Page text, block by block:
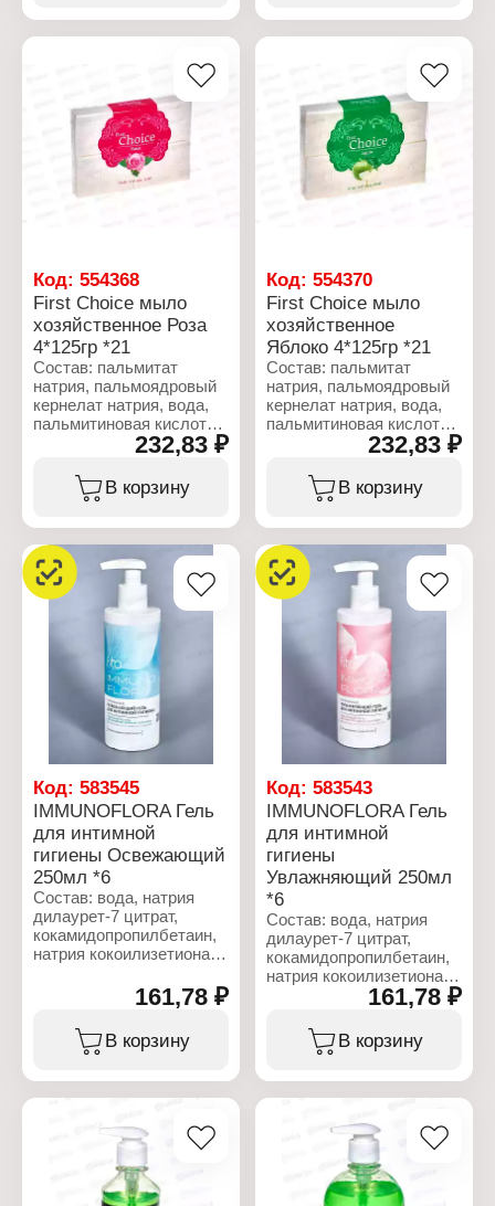
Название: "Aroma magic"
Особенность:
парфюмированное
Аромат: розовая камелия
Тип товара: Туалетное
мыло
Название: "Silk effect"
Особенность:
парфюмированное
Аромат: орхидея и
сандал
Код: 554368
First Choice мыло
хозяйственное Роза
4*125гр *21
Состав: пальмитат
натрия, пальмоядровый
кернелат натрия, вода,
пальмитиновая кислота,
парфюмерная
композиция, глицерин,
хлорид натрия, кокамид
ДЭА, диоксид титана,
альфа-изометилионон,
бутилфенилметилпропиональ,
цитронелла, гераниель,
гексилгинамаль,
линалоол.
Характеристики:
Бренд: First Choice
Тип товара:
Хозяйственное мыло
Название: "Rose"
Вес: 4х125 г
232,83 ₽
В корзину
Код:554370
First Choice мыло
хозяйственное
Яблоко 4*125гр *21
Состав: пальмитат
натрия, пальмоядровый
кернелат натрия, вода,
пальмитиновая кислота,
парфюмерная
композиция, глицерин,
хлорид натрия, кокамид
ДЭА, диоксид титана,
бензилбензоат,
гексилциннамаль.
Характеристики:
Бренд: First Choice
Тип товара:
Хозяйственное мыло
Название: "Apple"
Вес: 4х125 г
232,83 ₽
В корзину
Код: 583545
IMMUNOFLORA Гель
для интимной
гигиены Освежающий
250мл *6
Состав: вода, натрия
дилаурет-7 цитрат,
кокамидопропилбетаин,
натрия кокоилизетионат,
экстракт листьев
зеленого чая, экстракт
мяты перечной, экстракт
ромашки аптечной,
календулы
лекарственной, экстракт
цветков мальвы лесной,
экстракт корня солодки
голой, экстракт листьев
мелиссы лекарственной,
гидролизованный шелк,
161,78 ₽
В корзину
Код:583543
IMMUNOFLORA Гель
для интимной
гигиены
Увлажняющий 250мл
*6
Состав: вода, натрия
дилаурет-7 цитрат,
кокамидопропилбетаин,
натрия кокоилизетионат,
молочная кислота,
экстракт алоэ вера,
экстракт мяты перечной,
экстракт ромашки
цветков мальвы лесной,
экстракт корня солодки
голой, гиалуроновая
кислота, растворимый
коллаген, экстракт семян
161,78 ₽
В корзину